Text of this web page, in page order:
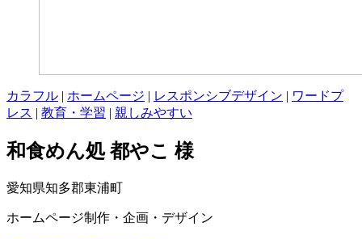
カラフル | ホームページ | レスポンシブデザイン | ワードプ
レス | 教育・学習 | 親しみやすい
和食めん処 都やこ 様
愛知県知多郡東浦町
ホームページ制作・企画・デザイン